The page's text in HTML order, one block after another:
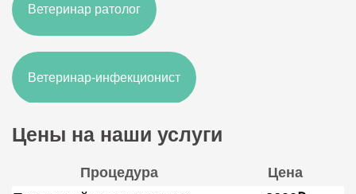
Ветеринар ратолог
Ветеринар-инфекционист
Врач-ветеринар УЗИ
Цены на наши услуги
Процедура
Цена